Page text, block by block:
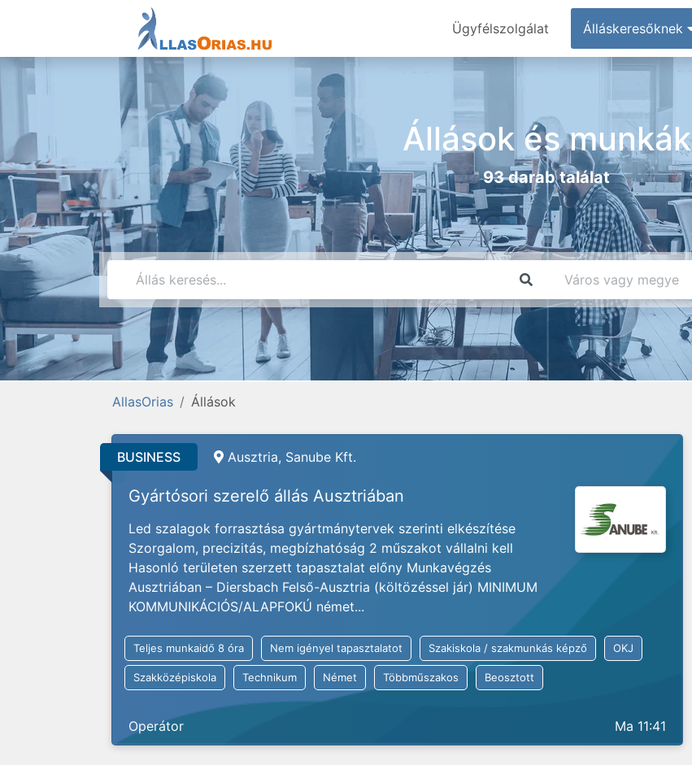
Ügyfélszolgálat Álláskeresőknek
Állások és munkák
93 darab találat
AllasOrias Állások
BUSINESS Ausztria, Sanube Kft.
Gyártósori szerelő állás Ausztriában
Led szalagok forrasztása gyártmánytervek szerinti elkészítése
Szorgalom, precizitás, megbízhatóság 2 műszakot vállalni kell
Hasonló területen szerzett tapasztalat előny Munkavégzés
Ausztriában – Diersbach Felső-Ausztria (költözéssel jár) MINIMUM
KOMMUNIKÁCIÓS/ALAPFOKÚ német...
Teljes munkaidő 8 óra Nem igényel tapasztalatot Szakiskola / szakmunkás képző OKJ
Szakközépiskola Technikum Német Többműszakos Beosztott
Operátor Ma 11:41